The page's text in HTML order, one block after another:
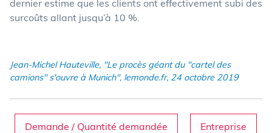
dernier estime que les clients ont effectivement subi des
surcoûts allant jusqu’à 10 %.
Jean-Michel Hauteville, "Le procès géant du "cartel des
camions" s'ouvre à Munich", lemonde.fr, 24 octobre 2019
Demande / Quantité demandée Entreprise